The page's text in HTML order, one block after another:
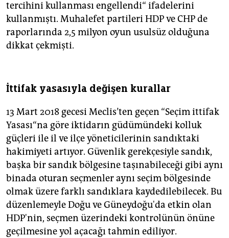
tercihini kullanması engellendi“ ifadelerini
kullanmıştı. Muhalefet partileri HDP ve CHP de
raporlarında 2,5 milyon oyun usulsüz olduğuna
dikkat çekmişti.
İttifak yasasıyla değişen kurallar
13 Mart 2018 gecesi Meclis’ten geçen “Seçim ittifak
Yasası“na göre iktidarın güdümündeki kolluk
güçleri ile il ve ilçe yöneticilerinin sandıktaki
hakimiyeti artıyor. Güvenlik gerekçesiyle sandık,
başka bir sandık bölgesine taşınabileceği gibi aynı
binada oturan seçmenler aynı seçim bölgesinde
olmak üzere farklı sandıklara kaydedilebilecek. Bu
düzenlemeyle Doğu ve Güneydoğu'da etkin olan
HDP'nin, seçmen üzerindeki kontrolünün önüne
geçilmesine yol açacağı tahmin ediliyor.